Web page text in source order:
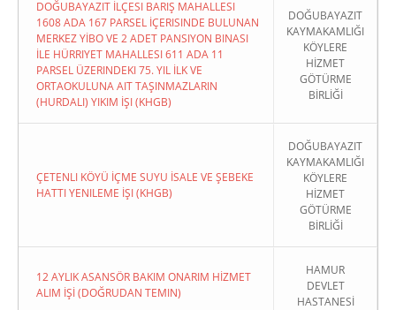
DOĞUBAYAZIT İLÇESI BARIŞ MAHALLESI
1608 ADA 167 PARSEL İÇERISINDE BULUNAN
MERKEZ YİBO VE 2 ADET PANSIYON BINASI
İLE HÜRRIYET MAHALLESI 611 ADA 11
PARSEL ÜZERINDEKI 75. YIL İLK VE
ORTAOKULUNA AIT TAŞINMAZLARIN
(HURDALI) YIKIM İŞI (KHGB)
DOĞUBAYAZIT
KAYMAKAMLIĞI
KÖYLERE
HİZMET
GÖTÜRME
BİRLİĞİ
ÇETENLI KÖYÜ İÇME SUYU İSALE VE ŞEBEKE
HATTI YENILEME İŞI (KHGB)
DOĞUBAYAZIT
KAYMAKAMLIĞI
KÖYLERE
HİZMET
GÖTÜRME
BİRLİĞİ
12 AYLIK ASANSÖR BAKIM ONARIM HİZMET
ALIM İŞİ (DOĞRUDAN TEMIN)
HAMUR
DEVLET
HASTANESİ